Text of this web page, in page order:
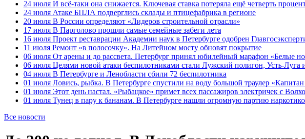
24 июля И всё-таки она снижается. Ключевая ставка потеряла ещё четверть
24 июля Атаке БПЛА подверглись склады и птицефабрика в регионе
20 июля В России определяют «Лидеров строительной отрасли»
17 июля В Парголово прошли самые семейные забеги лета
16 июля Проект реставрации Академии наук в Петербурге одобрен
11 июля Ремонт «в полосочку». На Литейном мосту обновят покрытие
06 июля От арены и до рассвета. Петербург принял юбилейный марафон «Белые
06 июля Целями новой атаки беспилотниками стали Лужский полигон, Усть-Луга
04 июля В Петербурге и Ленобласти сбили 72 беспилотника
01 июля Ловись, рыбка. В Петербурге спустили на воду большой траулер
01 июля Этот день настал. «Рыбацкое» примет всех пассажиров электричек с
01 июля Тунец в пару к бананам. В Петербурге нашли огромную партию
Все новости